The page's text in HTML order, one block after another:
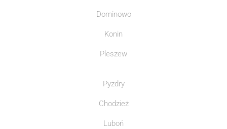
Dominowo
Konin
Pleszew
Pyzdry
Chodzież
Luboń